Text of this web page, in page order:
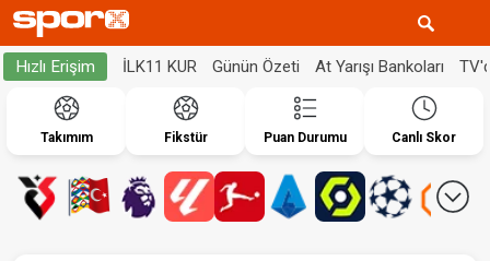
Hızlı Erişim İLK11 KUR Günün Özeti At Yarışı Bankoları
Takımım Fikstür Puan Durumu Canlı Skor